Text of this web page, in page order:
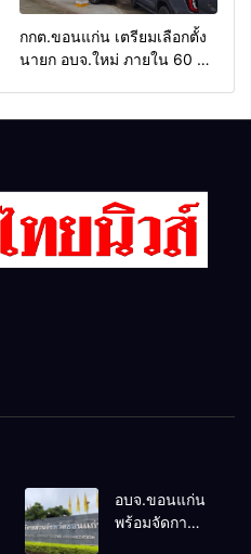
กกต.ขอนแก่น เตรียมเลือกตั้ง
นายก อบจ.ใหม่ ภายใน 60 วัน
อบจ.ขอนแก่น
พร้อมจัดการ